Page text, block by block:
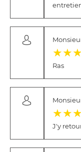
(*)
★ (*)
★ (*)
★
Ras
(*)
★ (*)
★ (*)
★
J'y